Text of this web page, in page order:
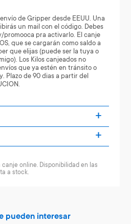
de Gripper desde EEUU. Una
un mail con el código. Debes
promooca pra activarlo. El canje
que se cargarán como saldo a
que elijas (puede ser la tuya o
Los Kilos canjeados no
que ya estén en tránsito o
Plazo de 90 dias a partir del
online. Disponibilidad en las
a stock.
pueden interesar